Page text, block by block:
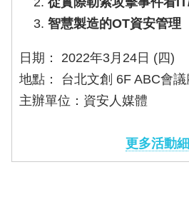
智慧製造的OT資安管理
日期： 2022年3月24日 (四)
地點： 台北文創 6F ABC會議
主辦單位：資安人媒體
更多活動